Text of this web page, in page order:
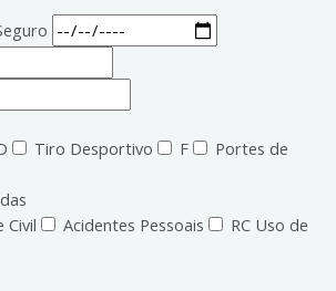
Tiro Desportivo F
Portes de
Civil
Acidentes Pessoais
RC Uso de